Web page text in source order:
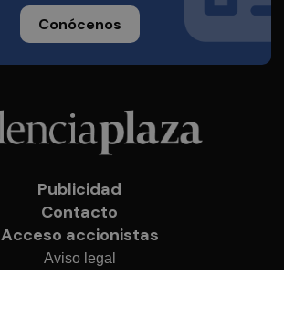
Conócenos
Publicidad
Contacto
Acceso accionistas
Aviso legal